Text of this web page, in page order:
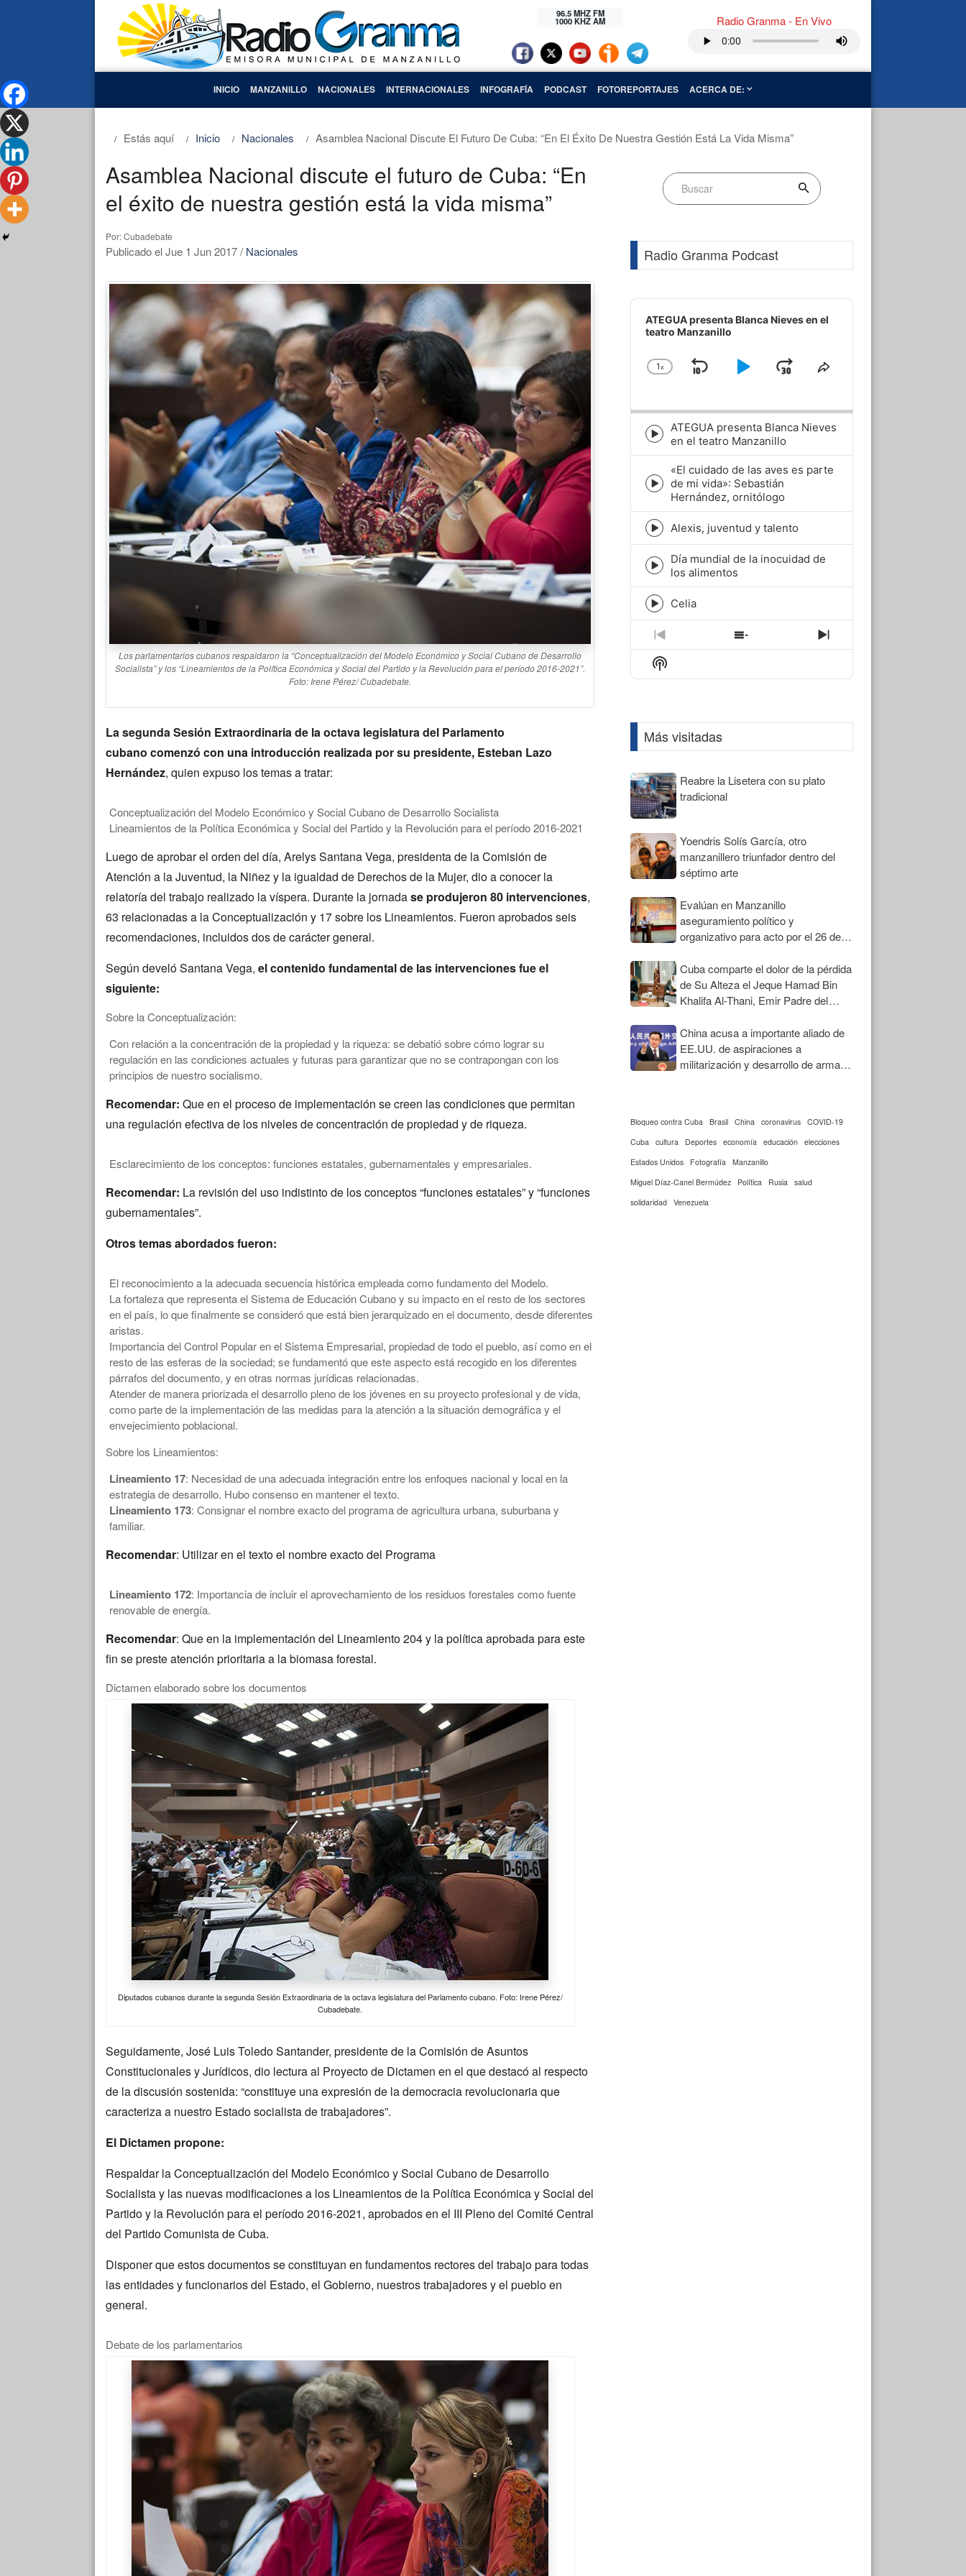
96.5 MHZ FM
1000 KHZ AM Radio Granma - En Vivo
INICIO MANZANILLO NACIONALES INTERNACIONALES INFOGRAFÍA PODCAST FOTOREPORTAJES ACERCA DE:
Estás aquí Inicio Nacionales Asamblea Nacional Discute El Futuro De Cuba: “En El Éxito De Nuestra Gestión Está La Vida Misma”
Asamblea Nacional discute el futuro de Cuba: “En
el éxito de nuestra gestión está la vida misma”
Por: Cubadebate
Publicado el Jue 1 Jun 2017/ Nacionales
Los parlamentarios cubanos respaldaron la “Conceptualización del Modelo Económico y Social Cubano de Desarrollo
Socialista” y los “Lineamientos de la Política Económica y Social del Partido y la Revolución para el período 2016-2021”.
Foto: Irene Pérez/ Cubadebate.
La segunda Sesión Extraordinaria de la octava legislatura del Parlamento
cubano comenzó con una introducción realizada por su presidente, Esteban Lazo
Hernández, quien expuso los temas a tratar:
Conceptualización del Modelo Económico y Social Cubano de Desarrollo Socialista
Lineamientos de la Política Económica y Social del Partido y la Revolución para el período 2016-2021
Luego de aprobar el orden del día, Arelys Santana Vega, presidenta de la Comisión de
Atención a la Juventud, la Niñez y la igualdad de Derechos de la Mujer, dio a conocer la
relatoría del trabajo realizado la víspera. Durante la jornadase produjeron 80 intervenciones,
63 relacionadas a la Conceptualización y 17 sobre los Lineamientos. Fueron aprobados seis
recomendaciones, incluidos dos de carácter general.
Según develó Santana Vega, el contenido fundamental de las intervenciones fue el
siguiente:
Sobre la Conceptualización:
Con relación a la concentración de la propiedad y la riqueza: se debatió sobre cómo lograr su
regulación en las condiciones actuales y futuras para garantizar que no se contrapongan con los
principios de nuestro socialismo.
Recomendar: Que en el proceso de implementación se creen las condiciones que permitan
una regulación efectiva de los niveles de concentración de propiedad y de riqueza.
Esclarecimiento de los conceptos: funciones estatales, gubernamentales y empresariales.
Recomendar: La revisión del uso indistinto de los conceptos “funciones estatales” y “funciones
gubernamentales”.
Otros temas abordados fueron:
El reconocimiento a la adecuada secuencia histórica empleada como fundamento del Modelo.
La fortaleza que representa el Sistema de Educación Cubano y su impacto en el resto de los sectores
en el país, lo que finalmente se consideró que está bien jerarquizado en el documento, desde diferentes
aristas.
Importancia del Control Popular en el Sistema Empresarial, propiedad de todo el pueblo, así como en el
resto de las esferas de la sociedad; se fundamentó que este aspecto está recogido en los diferentes
párrafos del documento, y en otras normas jurídicas relacionadas.
Atender de manera priorizada el desarrollo pleno de los jóvenes en su proyecto profesional y de vida,
como parte de la implementación de las medidas para la atención a la situación demográfica y el
envejecimiento poblacional.
Sobre los Lineamientos:
Lineamiento 17: Necesidad de una adecuada integración entre los enfoques nacional y local en la
estrategia de desarrollo. Hubo consenso en mantener el texto.
Lineamiento 173: Consignar el nombre exacto del programa de agricultura urbana, suburbana y
familiar.
Recomendar: Utilizar en el texto el nombre exacto del Programa
Lineamiento 172: Importancia de incluir el aprovechamiento de los residuos forestales como fuente
renovable de energía.
Recomendar: Que en la implementación del Lineamiento 204 y la política aprobada para este
fin se preste atención prioritaria a la biomasa forestal.
Dictamen elaborado sobre los documentos
Diputados cubanos durante la segunda Sesión Extraordinaria de la octava legislatura del Parlamento cubano. Foto: Irene Pérez/
Cubadebate.
Seguidamente, José Luis Toledo Santander, presidente de la Comisión de Asuntos
Constitucionales y Jurídicos, dio lectura al Proyecto de Dictamen en el que destacó al respecto
de la discusión sostenida: “constituye una expresión de la democracia revolucionaria que
caracteriza a nuestro Estado socialista de trabajadores”.
El Dictamen propone:
Respaldar la Conceptualización del Modelo Económico y Social Cubano de Desarrollo
Socialista y las nuevas modificaciones a los Lineamientos de la Política Económica y Social del
Partido y la Revolución para el período 2016-2021, aprobados en el III Pleno del Comité Central
del Partido Comunista de Cuba.
Disponer que estos documentos se constituyan en fundamentos rectores del trabajo para todas
las entidades y funcionarios del Estado, el Gobierno, nuestros trabajadores y el pueblo en
general.
Debate de los parlamentarios
Radio Granma Podcast
Audio
Player
ATEGUA presenta Blanca Nieves en el
teatro Manzanillo
Change
1x
SkipPlayJumpShare
Episode
play
icon
ATEGUA presenta Blanca Nieves
en el teatro Manzanillo
Episode
play
icon
«El cuidado de las aves es parte
de mi vida»: Sebastián
Hernández, ornitólogo
Episode
play
icon
Alexis, juventud y talento
Episode
play
icon
Día mundial de la inocuidad de
los alimentos
Episode
play
icon
Celia
Previous
Episode
Show
Episodes
Next
Episode
Show
Podcast
Más visitadas
Reabre la Lisetera con su plato
tradicional
Yoendris Solís García, otro
manzanillero triunfador dentro del
séptimo arte
Evalúan en Manzanillo
aseguramiento político y
organizativo para acto por el 26 de
Cuba comparte el dolor de la pérdida
de Su Alteza el Jeque Hamad Bin
Khalifa Al-Thani, Emir Padre del
China acusa a importante aliado de
EE.UU. de aspiraciones a
militarización y desarrollo de armas
Bloqueo contra Cuba Brasil China coronavirus COVID-19
Cuba
cultura Deportes economía educación elecciones
Estados Unidos
Fotografía
Manzanillo
Miguel Díaz-Canel Bermúdez
Política Rusia
salud
solidaridad Venezuela